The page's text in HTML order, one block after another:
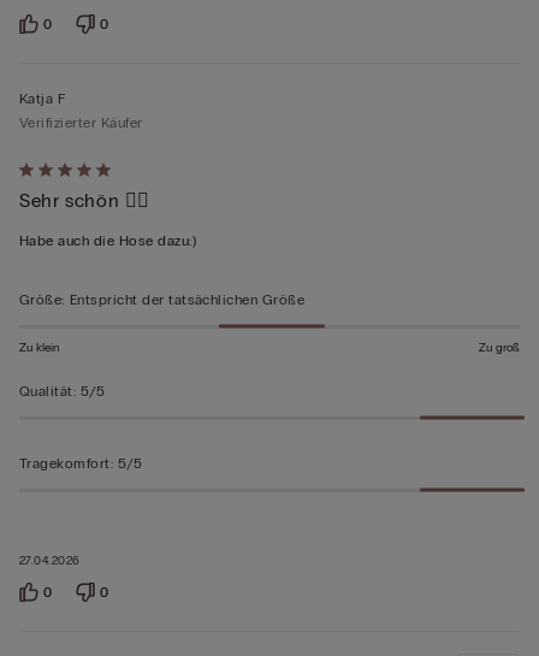
0 0
Mit
5
von
bewertet
27.04.2026
Katja F
Verifizierter Käufer
Sehr schön 👍🏼
Habe auch die Hose dazu:)
Größe: Entspricht der tatsächlichen Größe
Zu klein Zu groß
Qualität: 5/5
Tragekomfort: 5/5
0 0